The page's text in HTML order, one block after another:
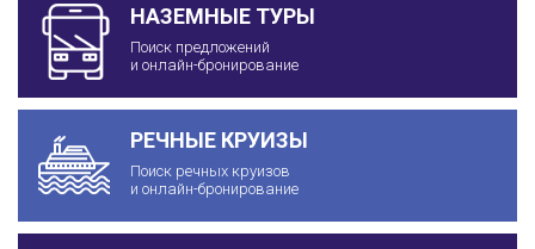
НАЗЕМНЫЕ ТУРЫ
Поиск предложений
и онлайн-бронирование
РЕЧНЫЕ КРУИЗЫ
Поиск речных круизов
и онлайн-бронирование